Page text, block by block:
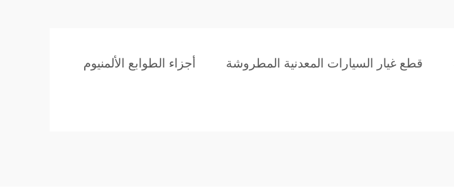
قطع غيار السيارات المعدنية المطروشة أجزاء الطوابع الألمنيوم